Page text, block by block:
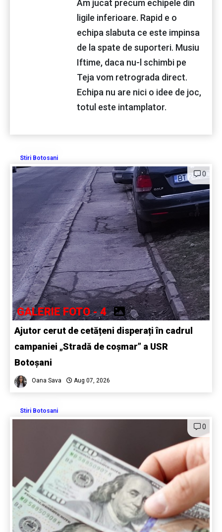
Am jucat precum echipele din
ligile inferioare. Rapid e o
echipa slabuta ce este impinsa
de la spate de suporteri. Musiu
Iftime, daca nu-l schimbi pe
Teja vom retrograda direct.
Echipa nu are nici o idee de joc,
totul este intamplator.
Stiri Botosani
0
GALERIE FOTO - 4
Ajutor cerut de cetățeni disperați în cadrul
campaniei „Stradă de coșmar” a USR
Botoșani
Oana Sava Aug 07, 2026
Stiri Botosani
0